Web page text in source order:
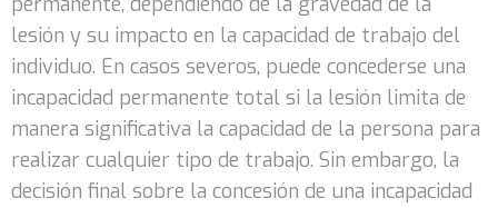
lesión y su impacto en la capacidad de trabajo del
individuo. En casos severos, puede concederse una
incapacidad permanente total si la lesión limita de
manera significativa la capacidad de la persona para
realizar cualquier tipo de trabajo. Sin embargo, la
decisión final sobre la concesión de una incapacidad